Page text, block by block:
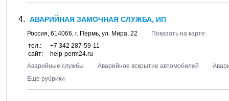
АВАРИЙНАЯ ЗАМОЧНАЯ СЛУЖБА, ИП
Россия, 614066, г. Пермь, ул. Мира, 22
Показать на карте
тел.:
+7 342 287-59-11
сайт:
help-perm24.ru
Аварийные службы
Аварийное вскрытие автомобилей
Еще рубрики